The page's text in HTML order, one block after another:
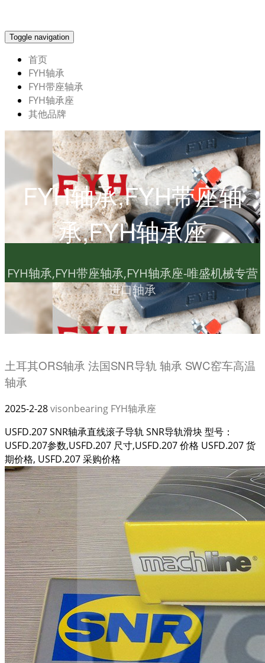
Toggle navigation
首页
FYH轴承
FYH带座轴承
FYH轴承座
其他品牌
FYH轴承,FYH带座轴
承,FYH轴承座
FYH轴承,FYH带座轴承,FYH轴承座-唯盛机械专营
进口轴承
土耳其ORS轴承 法国SNR导轨 轴承 SWC窑车高温
轴承
2025-2-28visonbearing FYH轴承座
USFD.207 SNR轴承直线滚子导轨 SNR导轨滑块 型号：
USFD.207参数,USFD.207 尺寸,USFD.207 价格 USFD.207 货
期价格, USFD.207 采购价格